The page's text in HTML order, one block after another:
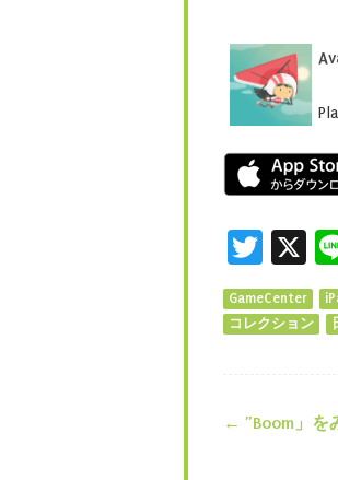
X
GameCenter
コレクション
投稿
← ”Boom」を